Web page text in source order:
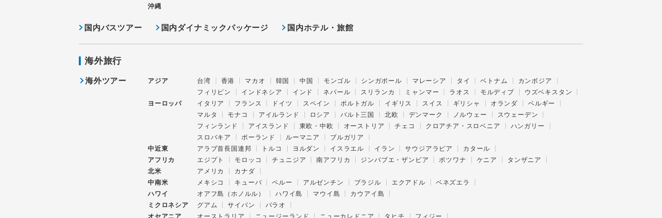
沖縄
国内バスツアー 国内ダイナミックパッケージ 国内ホテル・旅館
海外旅行
海外ツアー アジア 台湾 香港 マカオ 韓国 中国 モンゴル シンガポール マレーシア タイ ベトナム
カンボジア
フィリピン
インドネシア インド ネパール スリランカ ミャンマー ラオス モルディブ
ウズベキスタン
ヨーロッパ
イタリア フランス ドイツ スペイン ポルトガル イギリス スイス ギリシャ オランダ
ベルギー
マルタ
モナコ アイルランド ロシア バルト三国 北欧 デンマーク ノルウェー
スウェーデン
フィンランド
アイスランド 東欧・中欧 オーストリア チェコ クロアチア・スロベニア
ハンガリー
スロバキア
ポーランド ルーマニア
ブルガリア
中近東
アラブ首長国連邦 トルコ ヨルダン イスラエル イラン サウジアラビア
カタール
アフリカ
エジプト モロッコ チュニジア 南アフリカ ジンバブエ・ザンビア ボツワナ ケニア
タンザニア
北米
アメリカ
カナダ
中南米
メキシコ キューバ ペルー アルゼンチン ブラジル エクアドル
ベネズエラ
ハワイ
オアフ島（ホノルル） ハワイ島 マウイ島
カウアイ島
ミクロネシア
グアム サイパン
パラオ
オセアニア
オーストラリア ニュージーランド ニューカレドニア タヒチ フィジー